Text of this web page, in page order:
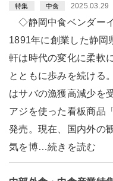
特集 中食 2025.03.29
◇静岡中食ベンダー
1891年に創業した静岡
軒は時代の変化に柔軟
とともに歩みを続ける
はサバの漁獲高減少を
アジを使った看板商品
発売。現在、国内外の
気を博…続きを読む